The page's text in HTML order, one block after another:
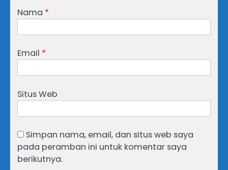
Nama *
Email *
Situs Web
Simpan nama, email, dan situs web saya
pada peramban ini untuk komentar saya
berikutnya.